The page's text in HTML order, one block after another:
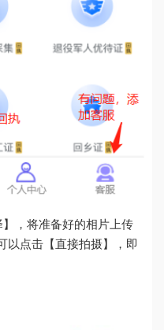
，将准备好的相片上传
以点击【直接拍摄】，即